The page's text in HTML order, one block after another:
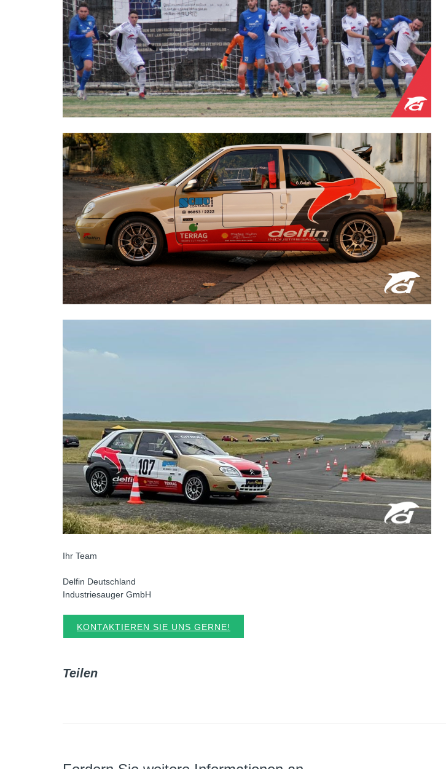
Ihr Team
Delfin Deutschland
Industriesauger GmbH
KONTAKTIEREN SIE UNS GERNE!
Teilen